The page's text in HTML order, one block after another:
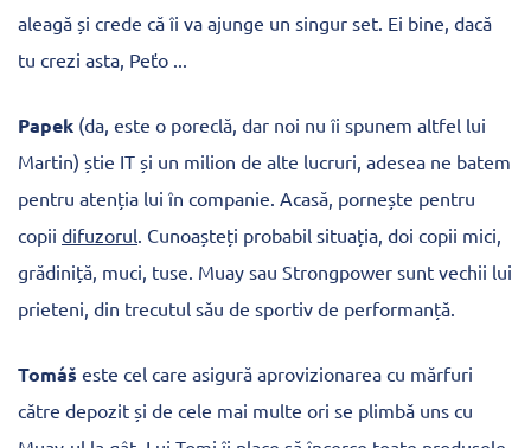
aleagă și crede că îi va ajunge un singur set. Ei bine, dacă
tu crezi asta, Peťo ...
Papek (da, este o poreclă, dar noi nu îi spunem altfel lui
Martin) știe IT și un milion de alte lucruri, adesea ne batem
pentru atenția lui în companie. Acasă, pornește pentru
copii difuzorul. Cunoașteți probabil situația, doi copii mici,
grădiniță, muci, tuse. Muay sau Strongpower sunt vechii lui
prieteni, din trecutul său de sportiv de performanță.
Tomáš este cel care asigură aprovizionarea cu mărfuri
către depozit și de cele mai multe ori se plimbă uns cu